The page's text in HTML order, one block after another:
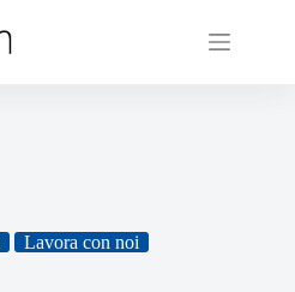
Lavora con noi